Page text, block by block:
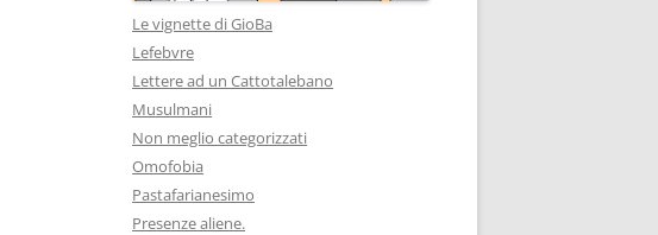
Le vignette di GioBa
Lefebvre
Lettere ad un Cattotalebano
Musulmani
Non meglio categorizzati
Omofobia
Pastafarianesimo
Presenze aliene.